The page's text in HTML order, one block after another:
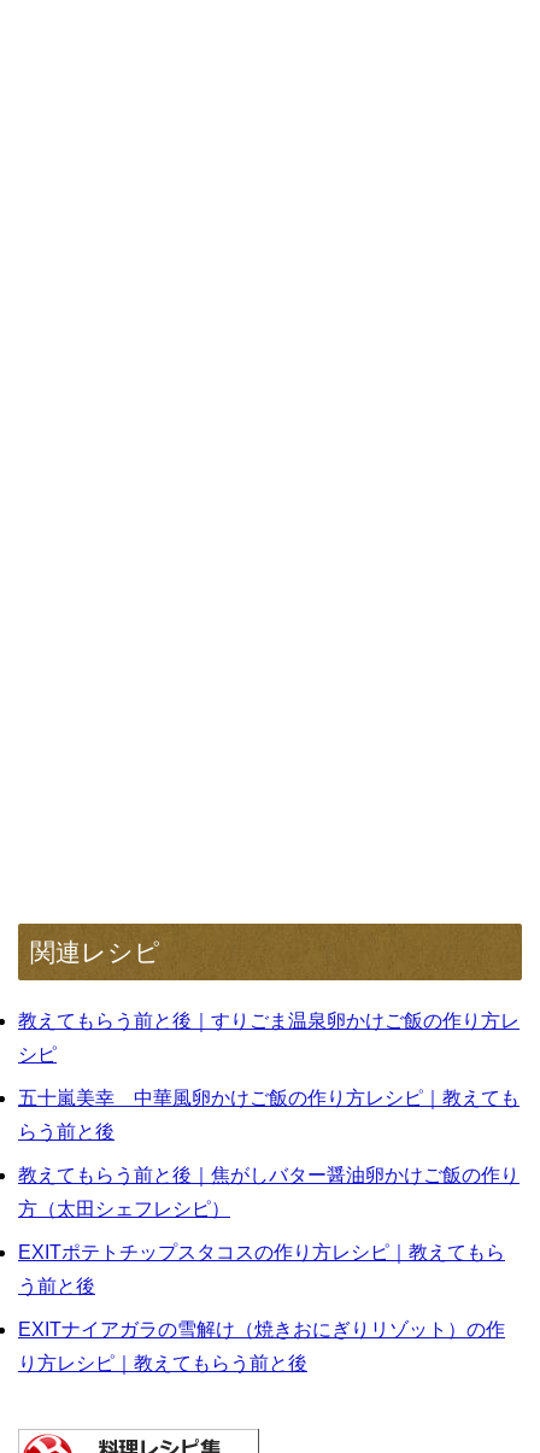
関連レシピ
教えてもらう前と後｜すりごま温泉卵かけご飯の作り方レ
シピ
五十嵐美幸 中華風卵かけご飯の作り方レシピ｜教えても
らう前と後
教えてもらう前と後｜焦がしバター醤油卵かけご飯の作り
方（太田シェフレシピ）
EXITポテトチップスタコスの作り方レシピ｜教えてもら
う前と後
EXITナイアガラの雪解け（焼きおにぎりリゾット）の作
り方レシピ｜教えてもらう前と後